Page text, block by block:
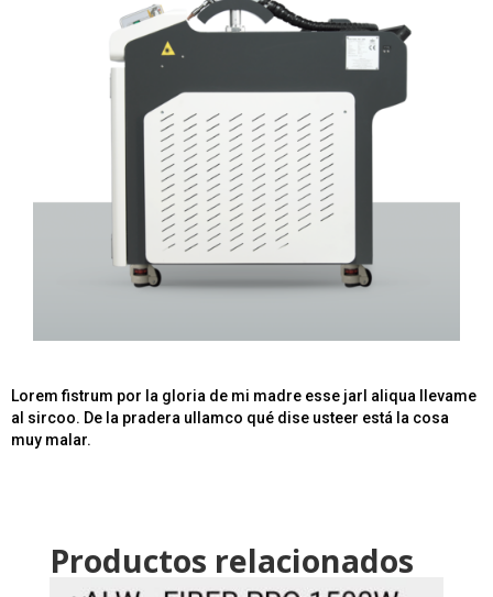
Lorem fistrum por la gloria de mi madre esse jarl aliqua llevame
al sircoo. De la pradera ullamco qué dise usteer está la cosa
muy malar.
Productos relacionados